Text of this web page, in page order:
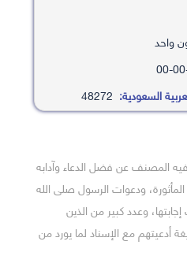
واحد
السعودية:
المصنف عن فضل الدعاء وآدابه
ودعوات الرسول صلى الله
وعدد كبير من الذين
مع الإسناد لما يورد من